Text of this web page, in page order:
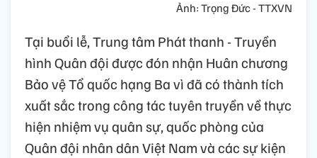
Ảnh: Trọng Đức - TTXVN
Tại buổi lễ, Trung tâm Phát thanh - Truyền
hình Quân đội được đón nhận Huân chương
Bảo vệ Tổ quốc hạng Ba vì đã có thành tích
xuất sắc trong công tác tuyên truyền về thực
hiện nhiệm vụ quân sự, quốc phòng của
Quân đội nhân dân Việt Nam và các sự kiện